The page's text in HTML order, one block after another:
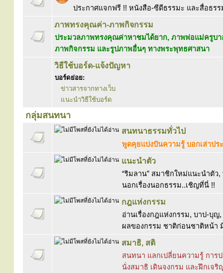
ประกาศแจกฟรี !! หนังสือ-ซีดีธรรมะ และสื่อธรร
ภาพทรงคุณค่า-ภาพกิจกรรม
ประมวลภาพทรงคุณค่าหาชมได้ยาก, ภาพพ่อแม่
ภาพกิจกรรม และรูปภาพอื่นๆ ทางพระพุทธศาส
วิธีใช้บอร์ด-แจ้งปัญหา
บอร์ดย่อย:
ข่าวสารจากทางเว็บ
แนะนำวิธีใช้บอร์ด
กลุ่มสนทนา
สนทนาธรรมทั่วไป
พูดคุยแบ่งปันความรู้ บอกเล่าป
แนะนำตัว
“ริมลาน” สมาชิกใหม่แนะนำตั
นอกเรื่องนอกธรรม..เชิญที่นี่ !!
กฎแห่งกรรม
อ่านเรื่องกฎแห่งกรรม, บาป-บุ
ผลของกรรม ชาติก่อนชาติหน้า
สมาธิ, สติ
สนทนา แลกเปลี่ยนความรู้ การ
นั่งสมาธิ เดินจงกรม และฝึกเจ